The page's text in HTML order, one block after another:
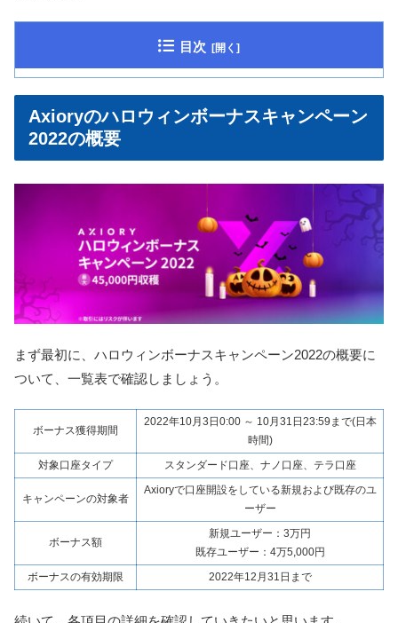
目次
Axioryのハロウィンボーナスキャンペーン
2022の概要
まず最初に、ハロウィンボーナスキャンペーン2022の概要に
ついて、一覧表で確認しましょう。
ボーナス獲得期間
2022年10月3日0:00 ～ 10月31日23:59まで(日本
時間)
対象口座タイプ
スタンダード口座、ナノ口座、テラ口座
キャンペーンの対象者
Axioryで口座開設をしている新規および既存のユ
ーザー
ボーナス額
新規ユーザー：3万円
既存ユーザー：4万5,000円
ボーナスの有効期限
2022年12月31日まで